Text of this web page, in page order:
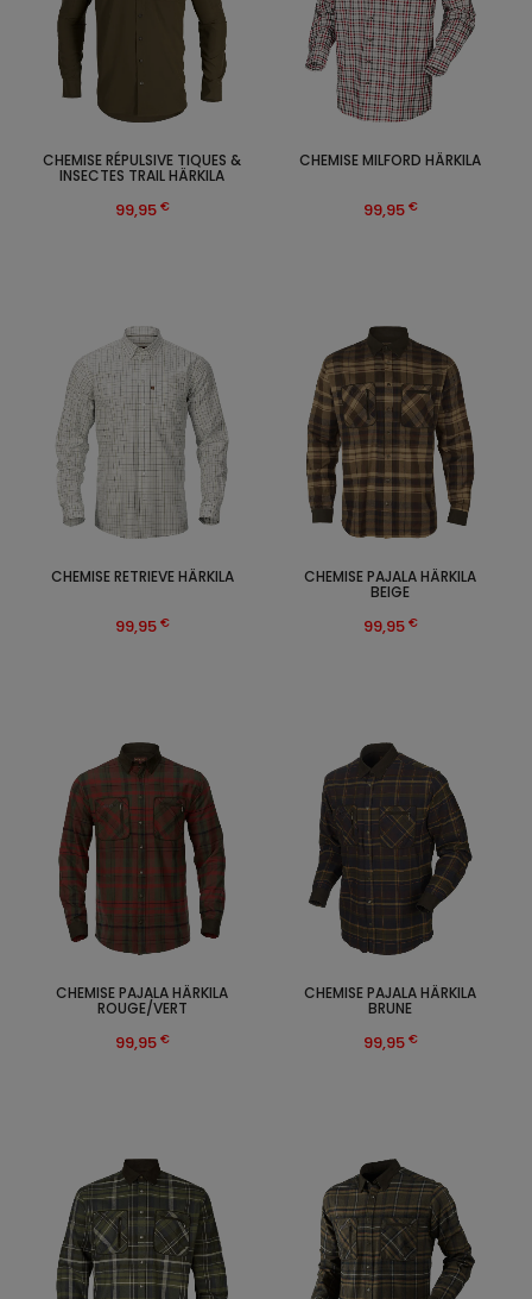
CHEMISE RÉPULSIVE TIQUES &
INSECTES TRAIL HÄRKILA
99,95 €
CHEMISE MILFORD HÄRKILA
99,95 €
CHEMISE RETRIEVE HÄRKILA
99,95 €
CHEMISE PAJALA HÄRKILA
BEIGE
99,95 €
CHEMISE PAJALA HÄRKILA
ROUGE/VERT
99,95 €
CHEMISE PAJALA HÄRKILA
BRUNE
99,95 €